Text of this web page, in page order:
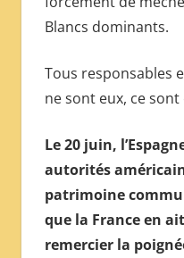
Blancs dominants.
Tous responsables
ne sont eux, ce
Le 20 juin,
autorités
patrimoine
que la France en
remercier la